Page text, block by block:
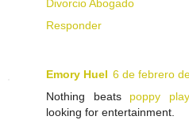
Divorcio Abogado
Responder
Emory Huel 6 de febrero
Nothing beats poppy
looking for entertainment.